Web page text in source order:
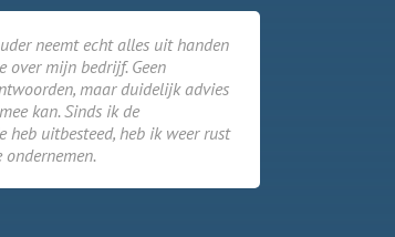
neemt echt alles uit handen
over mijn bedrijf. Geen
maar duidelijk advies
kan. Sinds ik de
heb uitbesteed, heb ik weer rust